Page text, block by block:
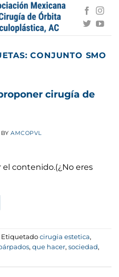
CONJUNTO SMO
cirugía de
BY AMCOPVL
el contenido.(¿No eres
Etiquetado cirugia estetica,
, que hacer, sociedad,